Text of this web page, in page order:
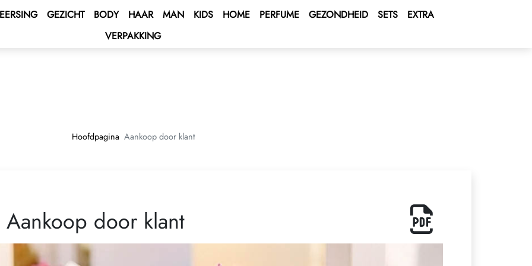
GEZICHT BODY HAAR MAN KIDS HOME PERFUME GEZONDHEID SETS
EXTRA
VERPAKKING
– Win een auto
te ondertekenenHoofdpagina Aankoop door klant
Aankoop door klant